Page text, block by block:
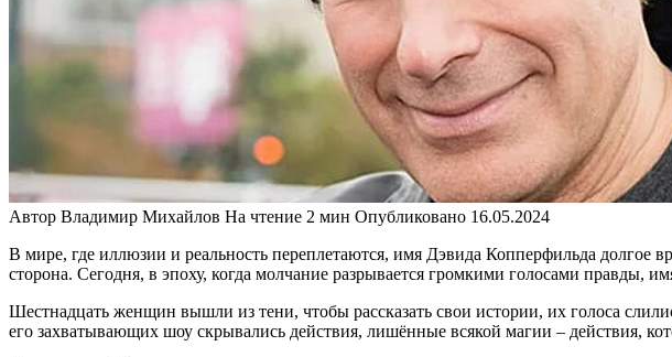
Автор Владимир Михайлов На чтение 2 мин Опубликовано 16.05.2024
В мире, где иллюзии и реальность переплетаются, имя Дэвида Копперфильда долгое
сторона. Сегодня, в эпоху, когда молчание разрывается громкими голосами правды,
Шестнадцать женщин вышли из тени, чтобы рассказать свои истории, их голоса
его захватывающих шоу скрывались действия, лишённые всякой магии – действия,